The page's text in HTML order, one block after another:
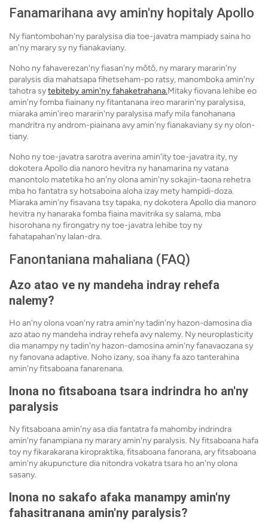
Fanamarihana avy amin'ny hopitaly Apollo
Ny fiantombohan'ny paralysisa dia toe-javatra mampiady saina ho
an'ny marary sy ny fianakaviany.
Noho ny fahaverezan'ny fiasan'ny môtô, ny marary mararin'ny
paralysis dia mahatsapa fihetseham-po ratsy, manomboka amin'ny
tahotra sytebiteby amin'ny fahaketrahana.Mitaky fiovana lehibe eo
amin'ny fomba fiainany ny fitantanana ireo mararin'ny paralysisa,
miaraka amin'ireo mararin'ny paralysisa mafy mila fanohanana
mandritra ny androm-piainana avy amin'ny fianakaviany sy ny olon-
tiany.
Noho ny toe-javatra sarotra averina amin'ity toe-javatra ity, ny
dokotera Apollo dia nanoro hevitra ny hanamarina ny vatana
manontolo matetika ho an'ny olona amin'ny sokajin-taona rehetra
mba ho fantatra sy hotsaboina aloha izay mety hampidi-doza.
Miaraka amin'ny fisavana tsy tapaka, ny dokotera Apollo dia manoro
hevitra ny hanaraka fomba fiaina mavitrika sy salama, mba
hisorohana ny firongatry ny toe-javatra lehibe toy ny
fahatapahan'ny lalan-dra.
Fanontaniana mahaliana (FAQ)
Azo atao ve ny mandeha indray rehefa
nalemy?
Ho an'ny olona voan'ny ratra amin'ny tadin'ny hazon-damosina dia
azo atao ny mandeha indray rehefa avy nalemy. Ny neuroplasticity
dia manampy ny tadin'ny hazon-damosina amin'ny fanavaozana sy
ny fanovana adaptive. Noho izany, soa ihany fa azo tanterahina
amin'ny fitsaboana fanarenana.
Inona no fitsaboana tsara indrindra ho an'ny
paralysis
Ny fitsaboana amin'ny asa dia fantatra fa mahomby indrindra
amin'ny fanampiana ny marary amin'ny paralysis. Ny fitsaboana hafa
toy ny fikarakarana kiropraktika, fitsaboana fanorana, ary fitsaboana
amin'ny akupuncture dia nitondra vokatra tsara ho an'ny olona
sasany.
Inona no sakafo afaka manampy amin'ny
fahasitranana amin'ny paralysis?